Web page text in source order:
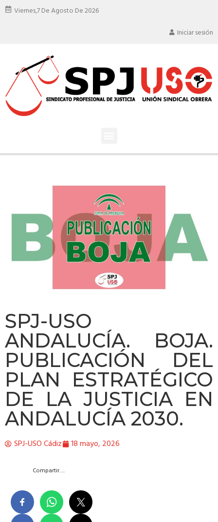
Viernes,7 De Agosto De 2026
Iniciar sesión
SPJ-USO
ANDALUCÍA. BOJA.
PUBLICACIÓN DEL
PLAN ESTRATÉGICO
DE LA JUSTICIA EN
ANDALUCÍA 2030.
SPJ-USO Cádiz 18 mayo, 2026
Compartir….